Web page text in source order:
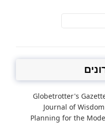
Globetrotter's
Journal of
Planning for the